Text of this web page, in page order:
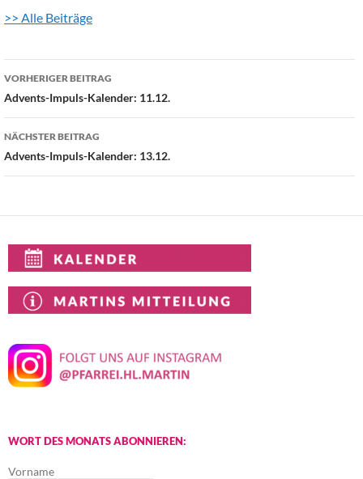
>> Alle Beiträge
Beitragsnavigation
VORHERIGER BEITRAG
Advents-Impuls-Kalender: 11.12.
NÄCHSTER BEITRAG
Advents-Impuls-Kalender: 13.12.
WORT DES MONATS ABONNIEREN:
Vorname